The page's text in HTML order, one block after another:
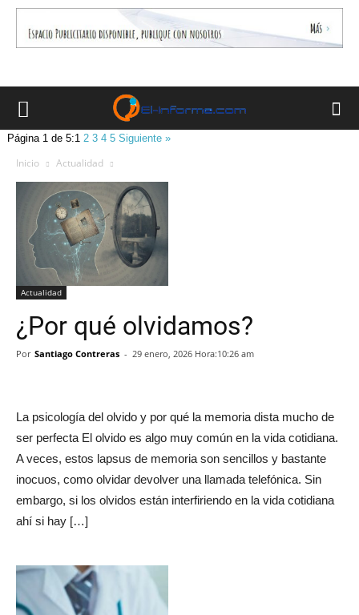
Página 1 de 5:12 3 4 5 Siguiente »
Inicio Actualidad
Actualidad
¿Por qué olvidamos?
Por Santiago Contreras - 29 enero, 2026 Hora:10:26 am
La psicología del olvido y por qué la memoria dista mucho de
ser perfecta El olvido es algo muy común en la vida cotidiana.
A veces, estos lapsus de memoria son sencillos y bastante
inocuos, como olvidar devolver una llamada telefónica. Sin
embargo, si los olvidos están interfiriendo en la vida cotidiana
ahí si hay […]